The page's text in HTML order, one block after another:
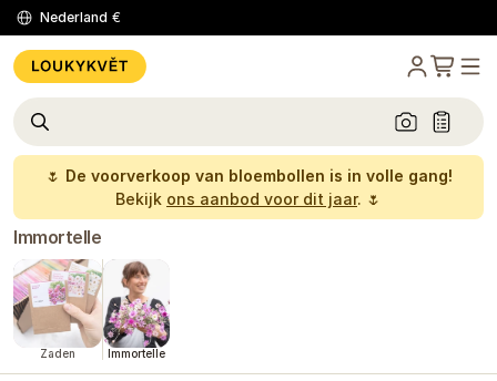
Nederland €
🌷 De voorverkoop van bloembollen is in volle gang!
Bekijk ons aanbod voor dit jaar. 🌷
Immortelle
Zaden Immortelle